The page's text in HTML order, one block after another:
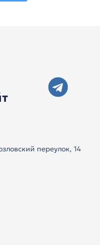
переулок, 14